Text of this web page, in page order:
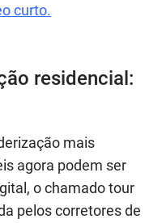
curto.
residencial:
mais
agora podem ser
o chamado tour
pelos corretores de